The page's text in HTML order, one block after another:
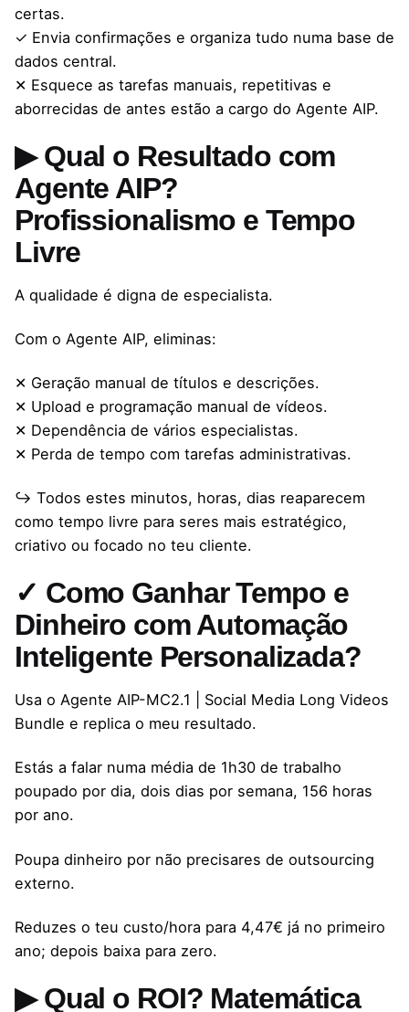
certas.
✓ Envia confirmações e organiza tudo numa base de
dados central.
✕ Esquece as tarefas manuais, repetitivas e
aborrecidas de antes estão a cargo do Agente AIP.
▶ Qual o Resultado com
Agente AIP?
Profissionalismo e Tempo
Livre
A qualidade é digna de especialista.
Com o Agente AIP, eliminas:
✕ Geração manual de títulos e descrições.
✕ Upload e programação manual de vídeos.
✕ Dependência de vários especialistas.
✕ Perda de tempo com tarefas administrativas.
↪ Todos estes minutos, horas, dias reaparecem
como tempo livre para seres mais estratégico,
criativo ou focado no teu cliente.
✓ Como Ganhar Tempo e
Dinheiro com Automação
Inteligente Personalizada?
Usa o Agente AIP-MC2.1 | Social Media Long Videos
Bundle e replica o meu resultado.
Estás a falar numa média de 1h30 de trabalho
poupado por dia, dois dias por semana, 156 horas
por ano.
Poupa dinheiro por não precisares de outsourcing
externo.
Reduzes o teu custo/hora para 4,47€ já no primeiro
ano; depois baixa para zero.
▶ Qual o ROI? Matemática